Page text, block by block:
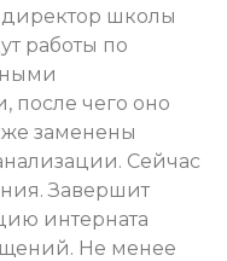
директор школы
работы по
чего оно
заменены
Сейчас
Завершит
интерната
Не менее